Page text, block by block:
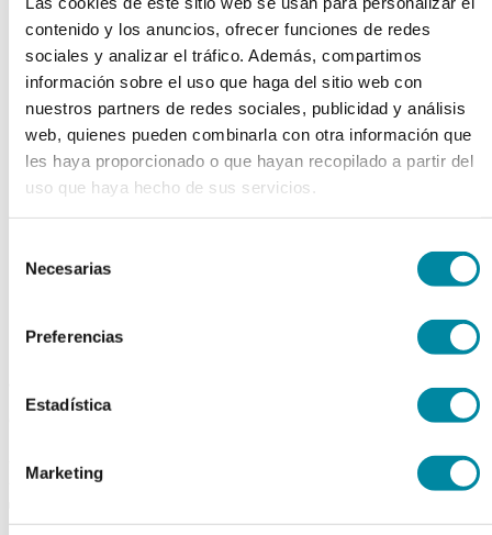
contenido y los anuncios, ofrecer funciones de redes
sociales y analizar el tráfico. Además, compartimos
información sobre el uso que haga del sitio web con
nuestros partners de redes sociales, publicidad y análisis
web, quienes pueden combinarla con otra información que
les haya proporcionado o que hayan recopilado a partir del
uso que haya hecho de sus servicios.
Necesarias
Preferencias
Estadística
Marketing
chevron_left chevron_right
LAURIL SULFATO
TRIETANOLAMINA